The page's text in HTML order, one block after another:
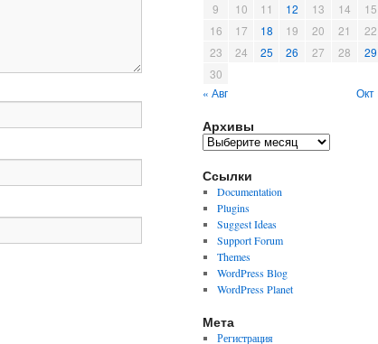
9
10 11 12 13 14
15
16
17 18 19 20 21
22
23
24 25 26 27 28
29
30
« Авг
Окт
Архивы
Архивы
Ссылки
Documentation
Plugins
Suggest Ideas
Support Forum
Themes
WordPress Blog
WordPress Planet
Мета
Регистрация